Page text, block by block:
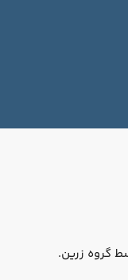
گروه زرین.